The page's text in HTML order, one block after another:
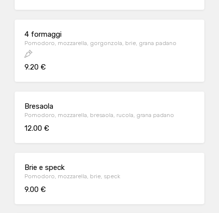
4 formaggi
Pomodoro, mozzarella, gorgonzola, brie, grana padano
9.20 €
Bresaola
Pomodoro, mozzarella, bresaola, rucola, grana padano
12.00 €
Brie e speck
Pomodoro, mozzarella, brie, speck
9.00 €